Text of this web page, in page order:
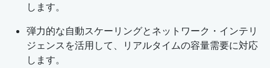
します。
弾力的な自動スケーリングとネットワーク・インテリ
ジェンスを活用して、リアルタイムの容量需要に対応
します。